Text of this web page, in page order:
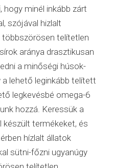
minél inkább zárt
szójával hizlalt
többszörösen telítetlen
aránya drasztikusan
a minőségi húsok-
lehető leginkább telített
legkevésbé omega-6
hozzá. Keressük a
termékeket, és
hízlalt állatok
sütni-főzni ugyanúgy